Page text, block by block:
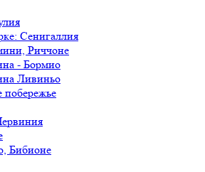
Сенигаллия
Риччоне
- Бормио
Ливиньо
побережье
Бибионе